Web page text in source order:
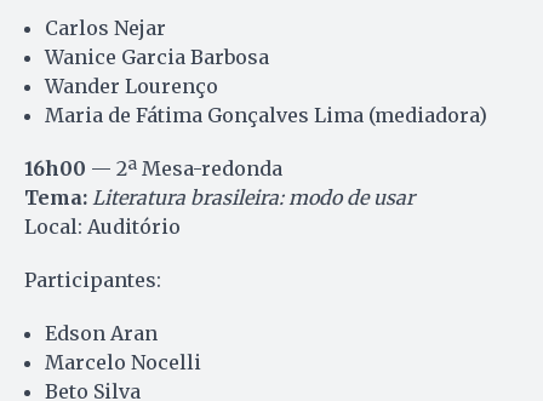
Carlos Nejar
Wanice Garcia Barbosa
Wander Lourenço
Maria de Fátima Gonçalves Lima (mediadora)
16h00 — 2ª Mesa-redonda
Tema: Literatura brasileira: modo de usar
Local: Auditório
Participantes:
Edson Aran
Marcelo Nocelli
Beto Silva